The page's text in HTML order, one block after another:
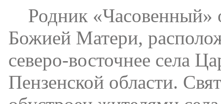
Родник «Часовенный»
Божией Матери,
северо-восточнее села
Пензенской области.